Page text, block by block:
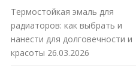
Термостойкая эмаль для
радиаторов: как выбрать и
нанести для долговечности и
красоты 26.03.2026